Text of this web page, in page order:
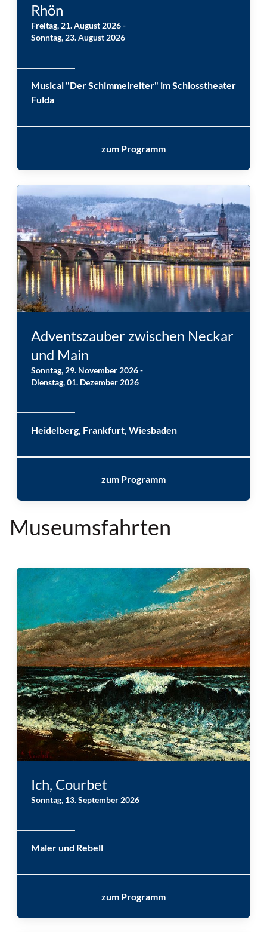
Rhön
Freitag, 21. August 2026 -
Sonntag, 23. August 2026
Musical "Der Schimmelreiter" im Schlosstheater
Fulda
zum Programm
Adventszauber zwischen Neckar
und Main
Sonntag, 29. November 2026 -
Dienstag, 01. Dezember 2026
Heidelberg, Frankfurt, Wiesbaden
zum Programm
Museumsfahrten
Ich, Courbet
Sonntag, 13. September 2026
Maler und Rebell
zum Programm